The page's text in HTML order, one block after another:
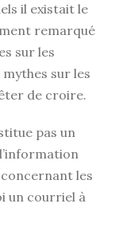
il existait le
remarqué
sur les
sur les
de croire.
pas un
les
un courriel à